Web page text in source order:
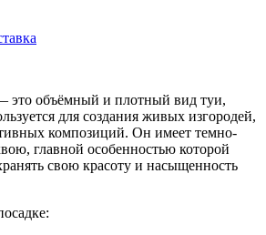
это объёмный и плотный вид туи,
для создания живых изгородей,
композиций. Он имеет темно-
главной особенностью которой
свою красоту и насыщенность